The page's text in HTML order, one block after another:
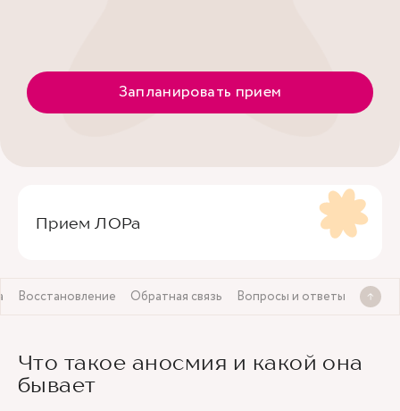
Запланировать прием
Прием ЛОРа
Восстановление Обратная связь Вопросы и ответы
Что такое аносмия и какой она
бывает